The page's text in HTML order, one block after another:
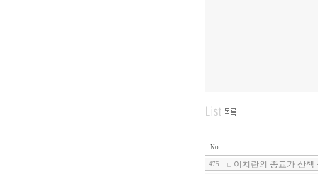
No
475 이치란의 종교가 산